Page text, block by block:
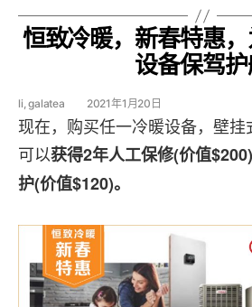
恒致冷暖，新春特惠
设备保驾
li, galatea 2021年1月20日
现在，购买任一冷暖设备，壁
可以获得2年人工保修(价值
护(价值$120)。